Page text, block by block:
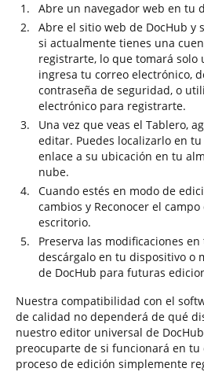
Abre un navegador web en tu
Abre el sitio web de DocHub y
si actualmente tienes una
registrarte, lo que tomará solo
ingresa tu correo electrónico,
contraseña de seguridad, o
electrónico para registrarte.
Una vez que veas el Tablero,
editar. Puedes localizarlo en
enlace a su ubicación en tu
nube.
Cuando estés en modo de
cambios y Reconocer el
escritorio.
Preserva las modificaciones
descárgalo en tu dispositivo o
de DocHub para futuras
Nuestra compatibilidad con el
de calidad no dependerá de qué
nuestro editor universal de
preocuparte de si funcionará en
proceso de edición simplemente